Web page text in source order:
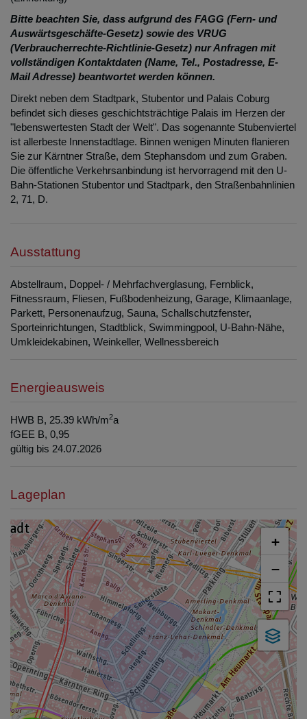
Bitte beachten Sie, dass aufgrund des FAGG (Fern- und
Auswärtsgeschäfte-Gesetz) sowie des VRUG
(Verbraucherrechte-Richtlinie-Gesetz) nur Anfragen mit
vollständigen Kontaktdaten (Name, Tel., Postadresse, E-
Mail Adresse) beantwortet werden können.
Direkt neben dem Stadtpark, Stubentor und Palais Coburg
befindet sich dieses geschichtsträchtige Palais im Herzen der
"lebenswertesten Stadt der Welt". Das sogenannte Stubenviertel
ist allerbeste Innenstadtlage. Binnen wenigen Minuten flanieren
Sie zur Kärntner Straße, dem Stephansdom und zum Graben.
Die öffentliche Verkehrsanbindung ist hervorragend mit den U-
Bahn-Stationen Stubentor und Stadtpark, den Straßenbahnlinien
2, 71, D.
Ausstattung
Abstellraum Doppel- / Mehrfachverglasung Fernblick
Fitnessraum Fliesen Fußbodenheizung Garage Klimaanlage
Parkett Personenaufzug Sauna Schallschutzfenster
Sporteinrichtungen Stadtblick Swimmingpool U-Bahn-Nähe
Umkleidekabinen Weinkeller Wellnessbereich
Energieausweis
HWB B, 25.39 kWh/m2a
fGEE B, 0,95
gültig bis 24.07.2026
Lageplan
+
−